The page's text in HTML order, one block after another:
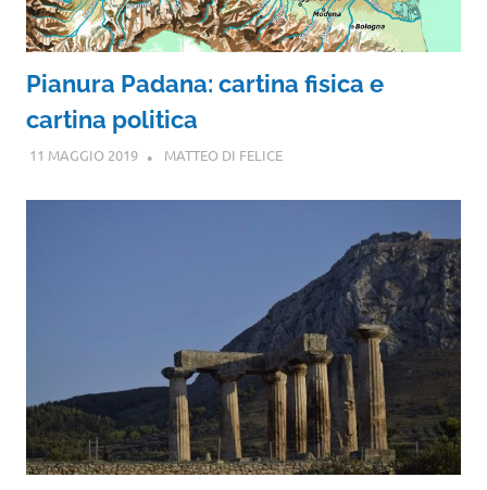
Pianura Padana: cartina fisica e
cartina politica
11 MAGGIO 2019 MATTEO DI FELICE